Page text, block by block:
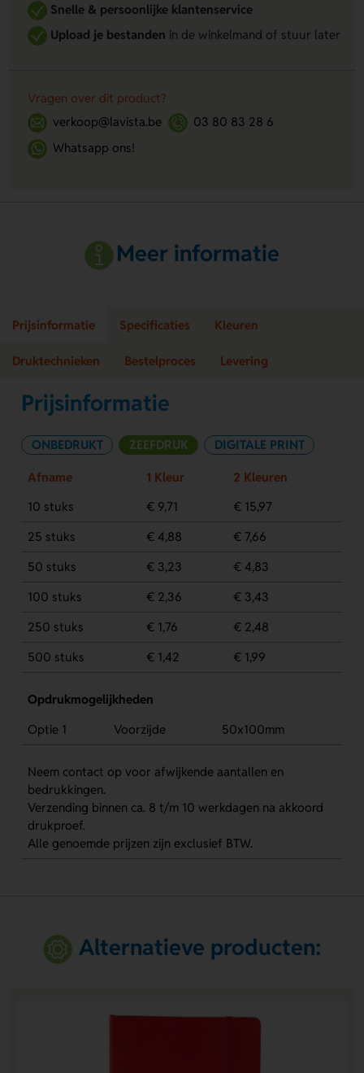
Snelle & persoonlijke klantenservice
Upload je bestanden in de winkelmand of stuur later
Vragen over dit product?
verkoop@lavista.be
03 80 83 28 6
Whatsapp ons!
Meer informatie
Prijsinformatie Specificaties Kleuren
Druktechnieken Bestelproces Levering
Prijsinformatie
ONBEDRUKT ZEEFDRUK DIGITALE PRINT
Afname 1 Kleur
2 Kleuren
10 stuks
€ 9,71
€ 15,97
25 stuks
€ 4,88
€ 7,66
50 stuks
€ 3,23
€ 4,83
100 stuks
€ 2,36
€ 3,43
250 stuks
€ 1,76
€ 2,48
500 stuks
€ 1,42 € 1,99
Opdrukmogelijkheden
Optie 1
Voorzijde 50x100mm
Neem contact op voor afwijkende aantallen en
bedrukkingen.
Verzending binnen ca. 8 t/m 10 werkdagen na akkoord
drukproef.
Alle genoemde prijzen zijn exclusief BTW.
Alternatieve producten: